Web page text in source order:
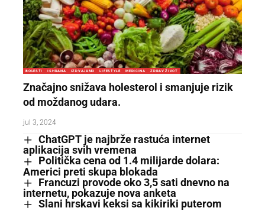
BOLESTI ISHRANA IZDVAJAMO LIFESTYLE MEDICINA ZDRAV ŽIVOT
Značajno snižava holesterol i smanjuje rizik
od moždanog udara.
jul 3, 2024
ChatGPT je najbrže rastuća internet
aplikacija svih vremena
Politička cena od 1.4 milijarde dolara:
Americi preti skupa blokada
Francuzi provode oko 3,5 sati dnevno na
internetu, pokazuje nova anketa
Slani hrskavi keksi sa kikiriki puterom